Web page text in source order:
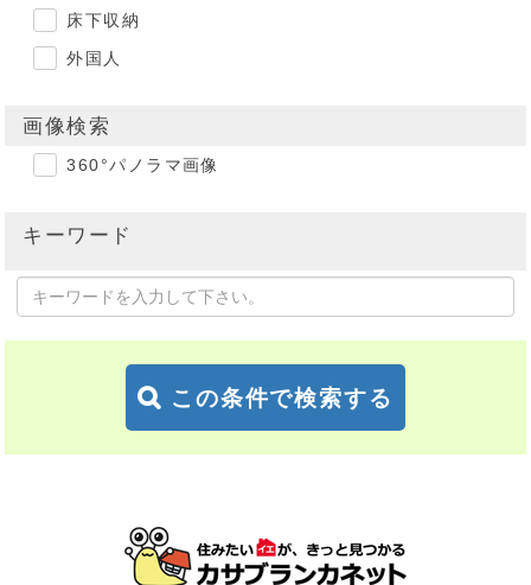
床下収納
外国人
画像検索
360°パノラマ画像
キーワード
この条件で検索する